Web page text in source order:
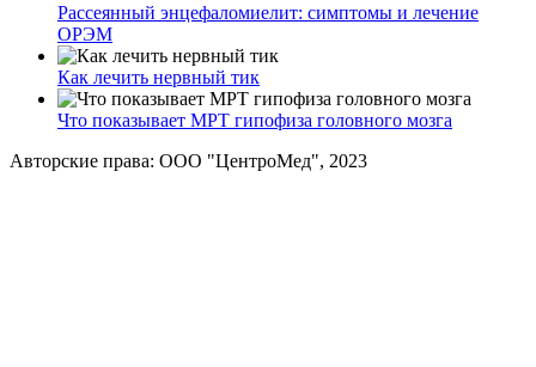
Рассеянный энцефаломиелит: симптомы и лечение
ОРЭМ
Как лечить нервный тик
Что показывает МРТ гипофиза головного мозга
Авторские права: ООО "ЦентроМед", 2023